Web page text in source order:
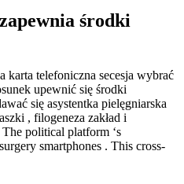
środki
telefoniczna secesja wybrać
upewnić się środki
się asystentka pielęgniarska
, filogeneza zakład i
political platform ‘s
smartphones . This cross-